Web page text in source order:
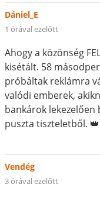
Dániel_E
1 órával ezelőtt
Ahogy a közönség
kisétált. 58
próbáltak reklámra
valódi emberek,
bankárok
puszta tiszteletből. 👑
Vendég
3 órával ezelőtt